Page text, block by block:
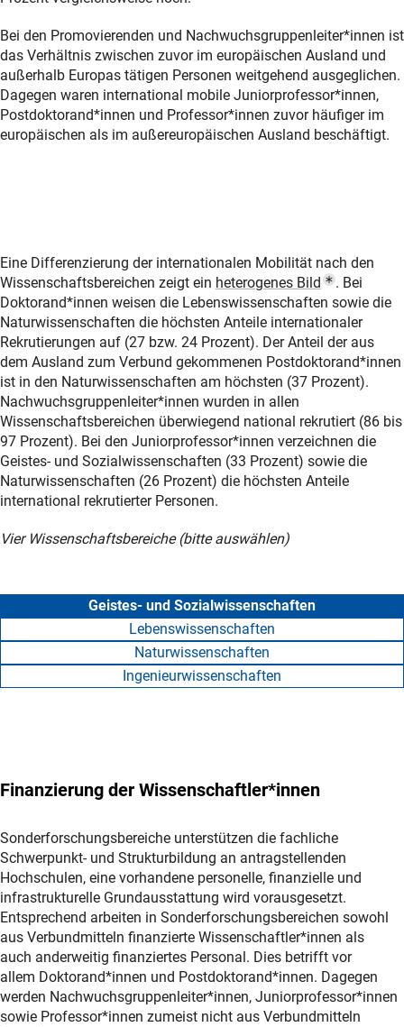
Bei den Promovierenden und Nachwuchsgruppenleiter*innen ist
das Verhältnis zwischen zuvor im europäischen Ausland und
außerhalb Europas tätigen Personen weitgehend ausgeglichen.
Dagegen waren international mobile Juniorprofessor*innen,
Postdoktorand*innen und Professor*innen zuvor häufiger im
europäischen als im außereuropäischen Ausland beschäftigt.
Eine Differenzierung der internationalen Mobilität nach den
Wissenschaftsbereichen zeigt ein heterogenes Bil d (Popup
. Bei
Doktorand*innen weisen die Lebenswissenschaften sowie die
Naturwissenschaften die höchsten Anteile internationaler
Rekrutierungen auf (27 bzw. 24 Prozent). Der Anteil der aus
dem Ausland zum Verbund gekommenen Postdoktorand*innen
ist in den Naturwissenschaften am höchsten (37 Prozent).
Nachwuchsgruppenleiter*innen wurden in allen
Wissenschaftsbereichen überwiegend national rekrutiert (86 bis
97 Prozent). Bei den Juniorprofessor*innen verzeichnen die
Geistes- und Sozialwissenschaften (33 Prozent) sowie die
Naturwissenschaften (26 Prozent) die höchsten Anteile
international rekrutierter Personen.
Vier Wissenschaftsbereiche (bitte auswählen)
Geistes- und Sozialwissenschaften
Lebenswissenschaften
Naturwissenschaften
Ingenieurwissenschaften
Finanzierung der Wissenschaftler*innen
Sonderforschungsbereiche unterstützen die fachliche
Schwerpunkt- und Strukturbildung an antragstellenden
Hochschulen, eine vorhandene personelle, finanzielle und
infrastrukturelle Grundausstattung wird vorausgesetzt.
Entsprechend arbeiten in Sonderforschungsbereichen sowohl
aus Verbundmitteln finanzierte Wissenschaftler*innen als
auch anderweitig finanziertes Personal. Dies betrifft vor
allem Doktorand*innen und Postdoktorand*innen. Dagegen
werden Nachwuchsgruppenleiter*innen, Juniorprofessor*innen
sowie Professor*innen zumeist nicht aus Verbundmitteln